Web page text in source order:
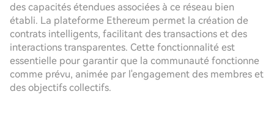
des capacités étendues associées à ce réseau bien
établi. La plateforme Ethereum permet la création de
contrats intelligents, facilitant des transactions et des
interactions transparentes. Cette fonctionnalité est
essentielle pour garantir que la communauté fonctionne
comme prévu, animée par l'engagement des membres et
des objectifs collectifs.